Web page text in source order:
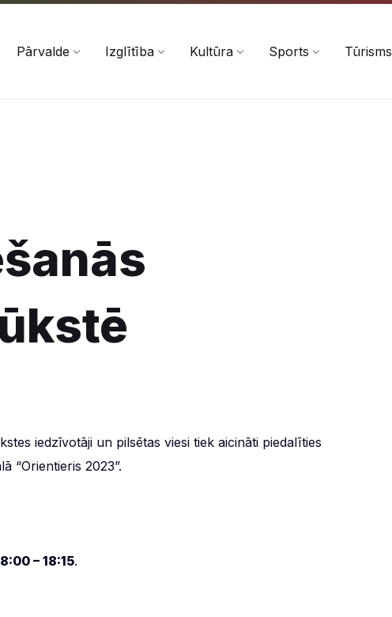
Pārvalde Izglītība Kultūra Sports Tūrisms
iedzīvotāji un pilsētas viesi tiek aicināti piedalīties
“Orientieris 2023”.
– 18:15.